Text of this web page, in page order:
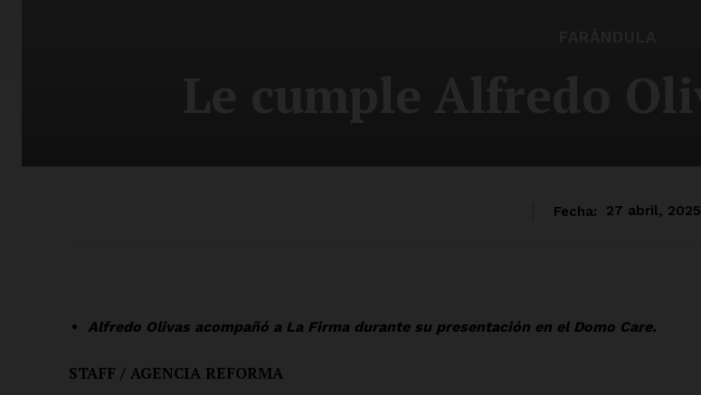
Fecha: 27 abril, 2025
Alfredo Olivas acompañó a La Firma durante su presentación en el Domo Care.
STAFF / AGENCIA REFORMA